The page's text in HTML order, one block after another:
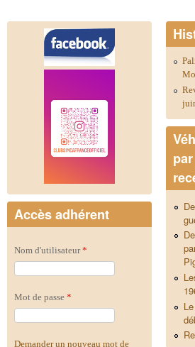
Accès adhérent
Nom d'utilisateur*
Mot de passe *
Demander un nouveau mot de